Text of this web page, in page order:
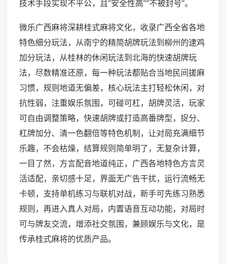
技术手段实现不平公，且“安全性高”“不被封号”。
微乐广西麻将深耕桂式麻将文化，收录广西全省各地
特色细分玩法，从南宁的精简胡牌玩法到柳州的逮鸡
加分玩法，从桂林的休闲玩法到北海的快速胡牌玩
法，尽数精准还原，每一种玩法都贴合当地民间搓麻
习惯，规则地道无偏差，核心玩法主打轻松休闲，对
抗性弱，注重娱乐氛围，可碰可杠，胡牌灵活，玩家
可自由调整策略，快速胡牌或打造高番牌型，捉分、
杠牌加分、清一色翻倍等特色机制，让对局充满细节
乐趣，不会枯燥，结算规则简单明了，无复杂计算，
一目了然，方言配音地道纯正，广西各地特色方言灵
活适配，亲切感十足，界面无广告干扰，运行流畅无
卡顿，支持单机练习与联机对战，新手可先练习熟悉
规则，再进入真人对局，内置语音互动功能，对局时
可与牌友交流，增添社交氛围，兼顾娱乐与文化，是
传承桂式麻将的优质产品。